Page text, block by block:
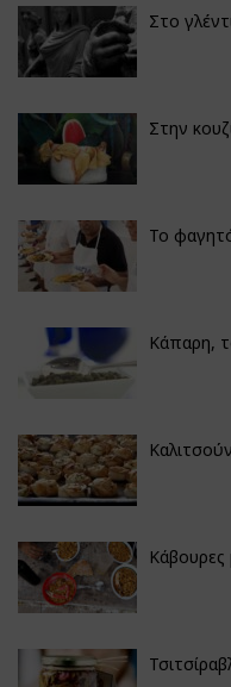
Στο
Στην
Το
Κάπαρη,
Κάβουρες